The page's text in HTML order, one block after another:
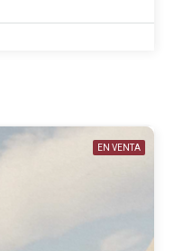
EN VENTA